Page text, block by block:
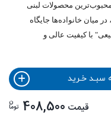
محصولات لبنی
میان خانواده‌ها جایگاه
گرمی "آقای طبیعی" با کیفیت عالی و
سبـد خـرید
قیمت 408,500 توما
ن